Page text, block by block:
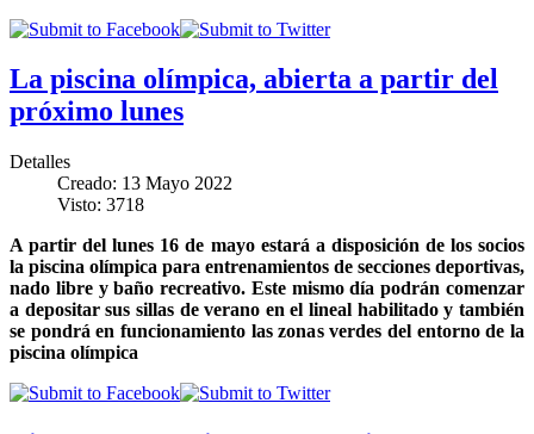
La piscina olímpica, abierta a partir del
próximo lunes
Detalles
Creado: 13 Mayo 2022
Visto: 3718
A partir del lunes 16 de mayo estará a disposición de los socios
la piscina olímpica para entrenamientos de secciones deportivas,
nado libre y baño recreativo. Este mismo día podrán comenzar
a depositar sus sillas de verano en el lineal habilitado y también
se pondrá en funcionamiento las zonas verdes del entorno de la
piscina olímpica